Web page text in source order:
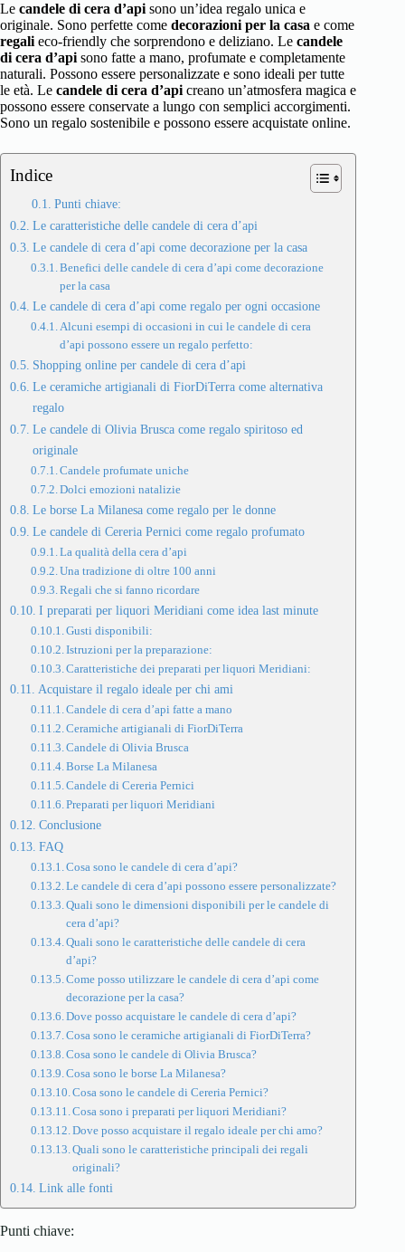
Le candele di cera d’api sono un’idea regalo unica e
originale. Sono perfette come decorazioni per la casa e come
regali eco-friendly che sorprendono e deliziano. Le candele
di cera d’api sono fatte a mano, profumate e completamente
naturali. Possono essere personalizzate e sono ideali per tutte
le età. Le candele di cera d’api creano un’atmosfera magica e
possono essere conservate a lungo con semplici accorgimenti.
Sono un regalo sostenibile e possono essere acquistate online.
Indice
Punti chiave:
Le caratteristiche delle candele di cera d’api
Le candele di cera d’api come decorazione per la casa
Benefici delle candele di cera d’api come decorazione
per la casa
Le candele di cera d’api come regalo per ogni occasione
Alcuni esempi di occasioni in cui le candele di cera
d’api possono essere un regalo perfetto:
Shopping online per candele di cera d’api
Le ceramiche artigianali di FiorDiTerra come alternativa
regalo
Le candele di Olivia Brusca come regalo spiritoso ed
originale
Candele profumate uniche
Dolci emozioni natalizie
Le borse La Milanesa come regalo per le donne
Le candele di Cereria Pernici come regalo profumato
La qualità della cera d’api
Una tradizione di oltre 100 anni
Regali che si fanno ricordare
I preparati per liquori Meridiani come idea last minute
Gusti disponibili:
Istruzioni per la preparazione:
Caratteristiche dei preparati per liquori Meridiani:
Acquistare il regalo ideale per chi ami
Candele di cera d’api fatte a mano
Ceramiche artigianali di FiorDiTerra
Candele di Olivia Brusca
Borse La Milanesa
Candele di Cereria Pernici
Preparati per liquori Meridiani
Conclusione
FAQ
Cosa sono le candele di cera d’api?
Le candele di cera d’api possono essere personalizzate?
Quali sono le dimensioni disponibili per le candele di
cera d’api?
Quali sono le caratteristiche delle candele di cera
d’api?
Come posso utilizzare le candele di cera d’api come
decorazione per la casa?
Dove posso acquistare le candele di cera d’api?
Cosa sono le ceramiche artigianali di FiorDiTerra?
Cosa sono le candele di Olivia Brusca?
Cosa sono le borse La Milanesa?
Cosa sono le candele di Cereria Pernici?
Cosa sono i preparati per liquori Meridiani?
Dove posso acquistare il regalo ideale per chi amo?
Quali sono le caratteristiche principali dei regali
originali?
Link alle fonti
Punti chiave: